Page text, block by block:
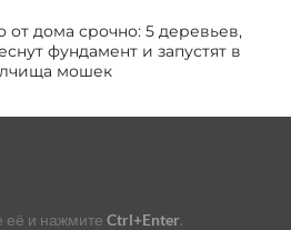
от дома срочно: 5 деревьев,
фундамент и запустят в
мошек
её и нажмите Ctrl+Enter.